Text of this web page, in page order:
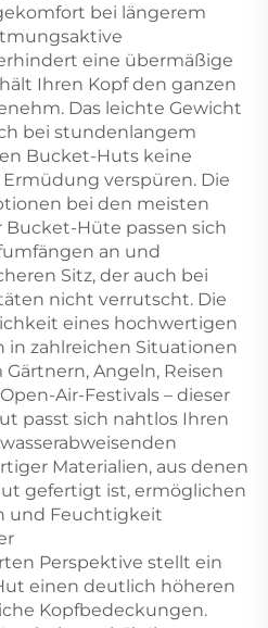
bei längerem
eine übermäßige
Ihren Kopf den ganzen
Das leichte Gewicht
bei stundenlangem
Bucket-Huts keine
verspüren. Die
bei den meisten
Hüte passen sich
an und
Sitz, der auch bei
nicht verrutscht. Die
eines hochwertigen
zahlreichen Situationen
Angeln, Reisen
Air-Festivals – dieser
passt sich nahtlos Ihren
Materialien, aus denen
gefertigt ist, ermöglichen
und Feuchtigkeit
Perspektive stellt ein
einen deutlich höheren
Kopfbedeckungen.